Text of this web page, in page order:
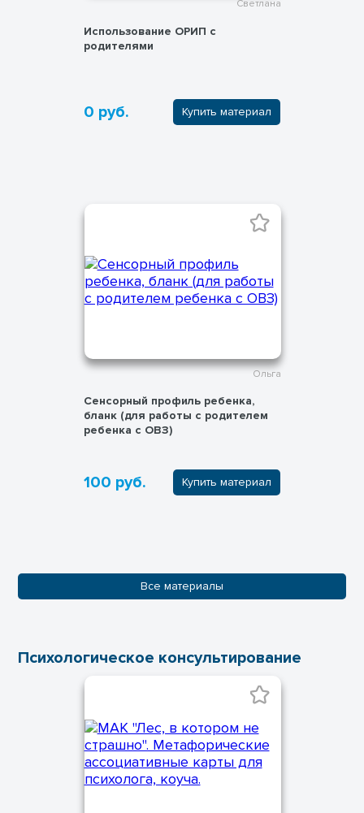
Светлана
Использование ОРИП с
родителями
0 руб. Купить материал
Ольга
Сенсорный профиль ребенка,
бланк (для работы с родителем
ребенка с ОВЗ)
100 руб. Купить материал
Все материалы
Психологическое консультирование